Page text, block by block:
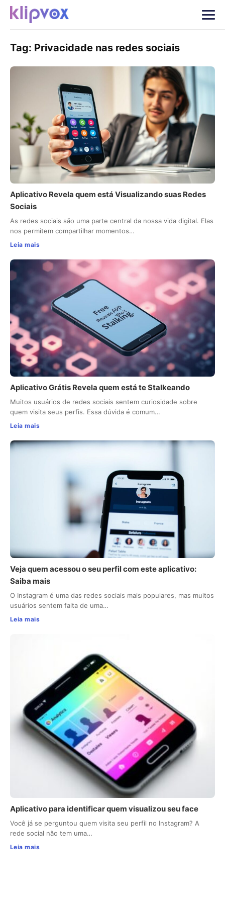
Tag: Privacidade nas redes sociais
Aplicativo Revela quem está Visualizando suas Redes
Sociais
As redes sociais são uma parte central da nossa vida digital. Elas
nos permitem compartilhar momentos…
Leia mais
Aplicativo Grátis Revela quem está te Stalkeando
Muitos usuários de redes sociais sentem curiosidade sobre
quem visita seus perfis. Essa dúvida é comum…
Leia mais
Veja quem acessou o seu perfil com este aplicativo:
Saiba mais
O Instagram é uma das redes sociais mais populares, mas muitos
usuários sentem falta de uma…
Leia mais
Aplicativo para identificar quem visualizou seu face
Você já se perguntou quem visita seu perfil no Instagram? A
rede social não tem uma…
Leia mais